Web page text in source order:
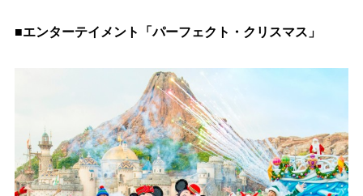
■エンターテイメント「パーフェクト・クリスマス」